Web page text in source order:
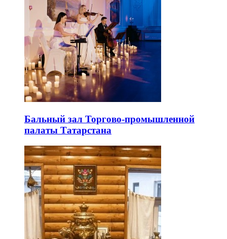
Бальный зал Торгово-промышленной
палаты Татарстана